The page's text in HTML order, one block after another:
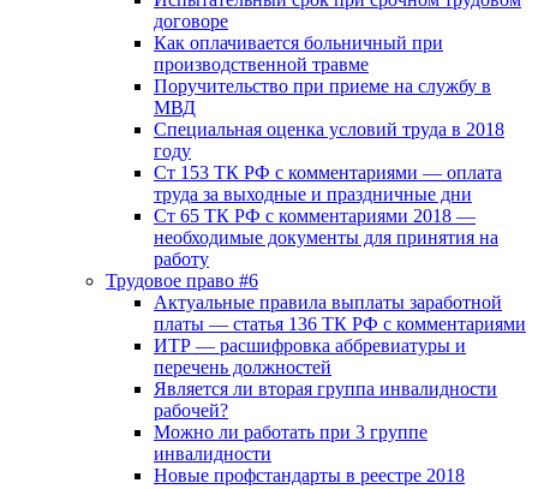
договоре
Как оплачивается больничный при
производственной травме
Поручительство при приеме на службу в
МВД
Специальная оценка условий труда в 2018
году
Ст 153 ТК РФ с комментариями — оплата
труда за выходные и праздничные дни
Ст 65 ТК РФ с комментариями 2018 —
необходимые документы для принятия на
работу
Трудовое право #6
Актуальные правила выплаты заработной
платы — статья 136 ТК РФ с комментариями
ИТР — расшифровка аббревиатуры и
перечень должностей
Является ли вторая группа инвалидности
рабочей?
Можно ли работать при 3 группе
инвалидности
Новые профстандарты в реестре 2018